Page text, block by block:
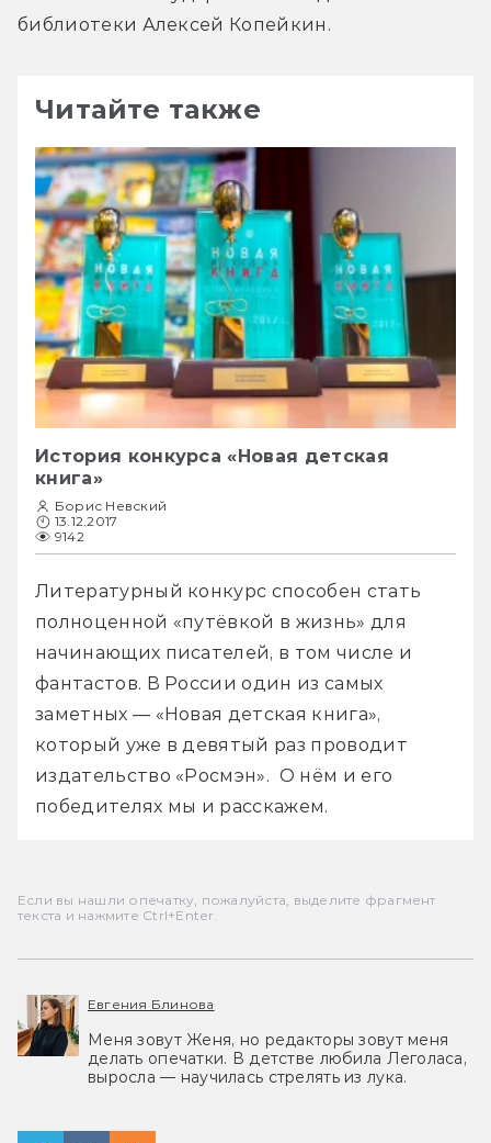
библиотеки Алексей Копейкин.
Читайте также
История конкурса «Новая детская
книга»
Борис Невский
13.12.2017
9142
Литературный конкурс способен стать
полноценной «путёвкой в жизнь» для
начинающих писателей, в том числе и
фантастов. В России один из самых
заметных — «Новая детская книга»,
который уже в девятый раз проводит
издательство «Росмэн».  О нём и его
победителях мы и расскажем.
Если вы нашли опечатку, пожалуйста, выделите фрагмент
текста и нажмите Ctrl+Enter.
Евгения Блинова
Меня зовут Женя, но редакторы зовут меня
делать опечатки. В детстве любила Леголаса,
выросла — научилась стрелять из лука.